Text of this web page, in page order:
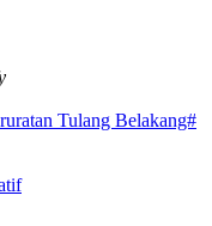
Tulang Belakang#